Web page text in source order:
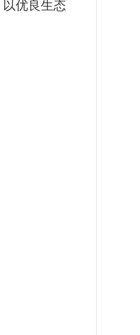
优良生态